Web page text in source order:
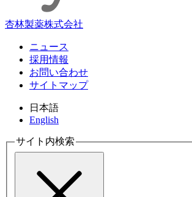
杏林製薬株式会社
ニュース
採用情報
お問い合わせ
サイトマップ
日本語
English
サイト内検索